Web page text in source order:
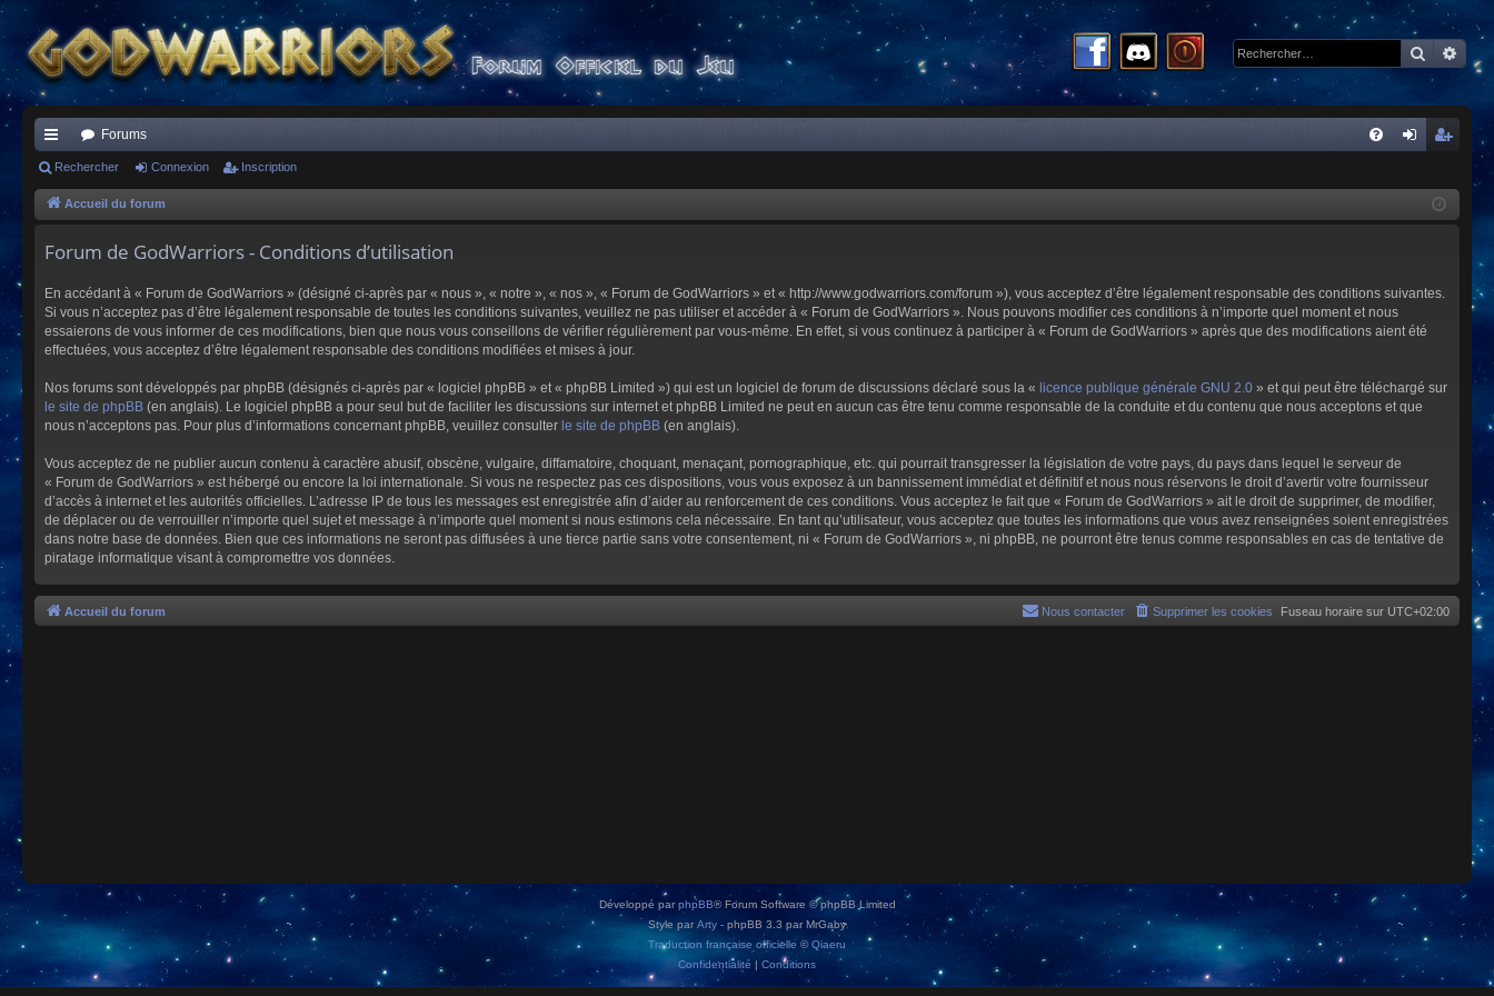
ac
co
s
Forums
cri
Rechercher Connexion Inscription
Accueil du forum
Forum de GodWarriors - Conditions d’utilisation
En accédant à « Forum de GodWarriors » (désigné ci-après par « nous », « notre », « nos », « Forum de GodWarriors » et « http://www.godwarriors.com/forum »), vous acceptez d’être légalement responsable des conditions suivantes.
Si vous n’acceptez pas d’être légalement responsable de toutes les conditions suivantes, veuillez ne pas utiliser et accéder à « Forum de GodWarriors ». Nous pouvons modifier ces conditions à n’importe quel moment et nous
essaierons de vous informer de ces modifications, bien que nous vous conseillons de vérifier régulièrement par vous-même. En effet, si vous continuez à participer à « Forum de GodWarriors » après que des modifications aient été
effectuées, vous acceptez d’être légalement responsable des conditions modifiées et mises à jour.
Nos forums sont développés par phpBB (désignés ci-après par « logiciel phpBB » et « phpBB Limited ») qui est un logiciel de forum de discussions déclaré sous la « licence publique générale GNU 2.0 » et qui peut être téléchargé sur
le site de phpBB (en anglais). Le logiciel phpBB a pour seul but de faciliter les discussions sur internet et phpBB Limited ne peut en aucun cas être tenu comme responsable de la conduite et du contenu que nous acceptons et que
nous n’acceptons pas. Pour plus d’informations concernant phpBB, veuillez consulter le site de phpBB (en anglais).
Vous acceptez de ne publier aucun contenu à caractère abusif, obscène, vulgaire, diffamatoire, choquant, menaçant, pornographique, etc. qui pourrait transgresser la législation de votre pays, du pays dans lequel le serveur de
« Forum de GodWarriors » est hébergé ou encore la loi internationale. Si vous ne respectez pas ces dispositions, vous vous exposez à un bannissement immédiat et définitif et nous nous réservons le droit d’avertir votre fournisseur
d’accès à internet et les autorités officielles. L’adresse IP de tous les messages est enregistrée afin d’aider au renforcement de ces conditions. Vous acceptez le fait que « Forum de GodWarriors » ait le droit de supprimer, de modifier,
de déplacer ou de verrouiller n’importe quel sujet et message à n’importe quel moment si nous estimons cela nécessaire. En tant qu’utilisateur, vous acceptez que toutes les informations que vous avez renseignées soient enregistrées
dans notre base de données. Bien que ces informations ne seront pas diffusées à une tierce partie sans votre consentement, ni « Forum de GodWarriors », ni phpBB, ne pourront être tenus comme responsables en cas de tentative de
piratage informatique visant à compromettre vos données.
Accueil du forum Fuseau horaire sur UTC+02:00
Supprimer les cookies
Nous contacter
Développé parphpBB® Forum Software © phpBB Limited
Style par Arty - phpBB 3.3 par MrGaby
Traduction française officielle ©Qiaeru
Confidentialité | Conditions